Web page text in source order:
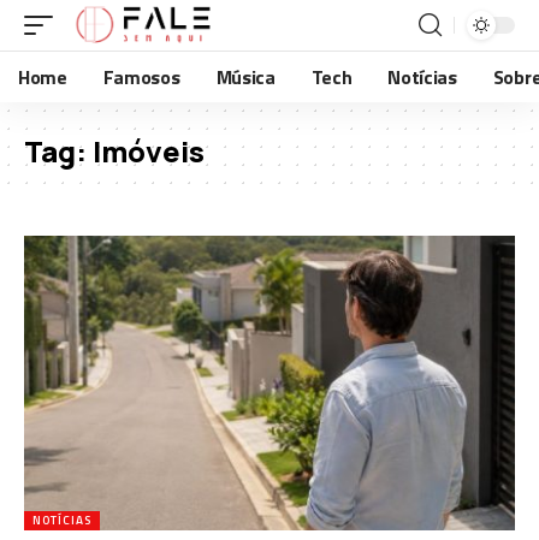
Home Famosos Música Tech Notícias
Tag: Imóveis
NOTÍCIAS